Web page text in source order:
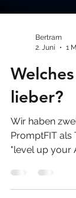
Bertram
2. Juni
1
lieber?
Wir haben
PromptFIT als
"level up your
Englisch
one's a tiny bit